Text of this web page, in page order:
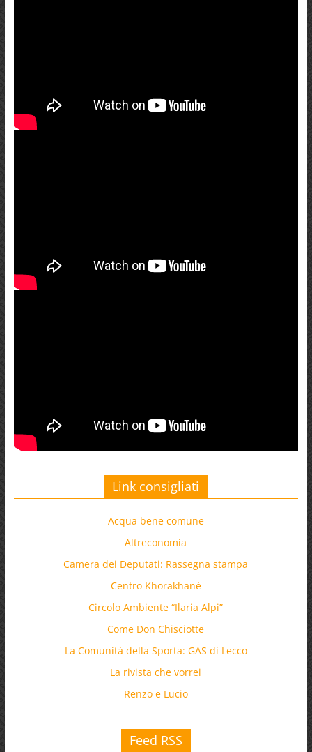
Link consigliati
Acqua bene comune
Altreconomia
Camera dei Deputati: Rassegna stampa
Centro Khorakhanè
Circolo Ambiente “Ilaria Alpi”
Come Don Chisciotte
La Comunità della Sporta: GAS di Lecco
La rivista che vorrei
Renzo e Lucio
Feed RSS